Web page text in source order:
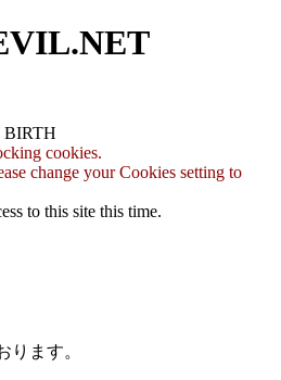
BIRTH
cookies.
change your Cookies setting to
to this site this time.
ります。